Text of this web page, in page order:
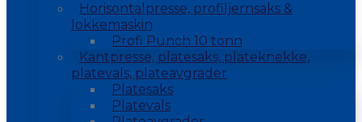
Horisontalpresse, profiljernsaks &
lokkemaskin
Profi Punch 10 tonn
Kantpresse, platesaks, plateknekke,
platevals, plateavgrader
Platesaks
Platevals